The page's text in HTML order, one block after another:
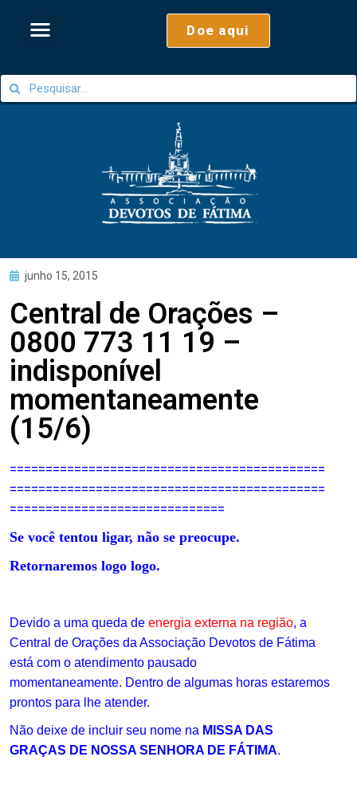
Doe aqui
junho 15, 2015
Central de Orações –
0800 773 11 19 –
indisponível
momentaneamente
(15/6)
============================================
============================================
==============================
Se você tentou ligar, não se preocupe.
Retornaremos logo logo.
Devido a uma queda de energia externa na região, a
Central de Orações da Associação Devotos de Fátima
está com o atendimento pausado
momentaneamente. Dentro de algumas horas estaremos
prontos para lhe atender.
Não deixe de incluir seu nome na MISSA DAS
GRAÇAS DE NOSSA SENHORA DE FÁTIMA.